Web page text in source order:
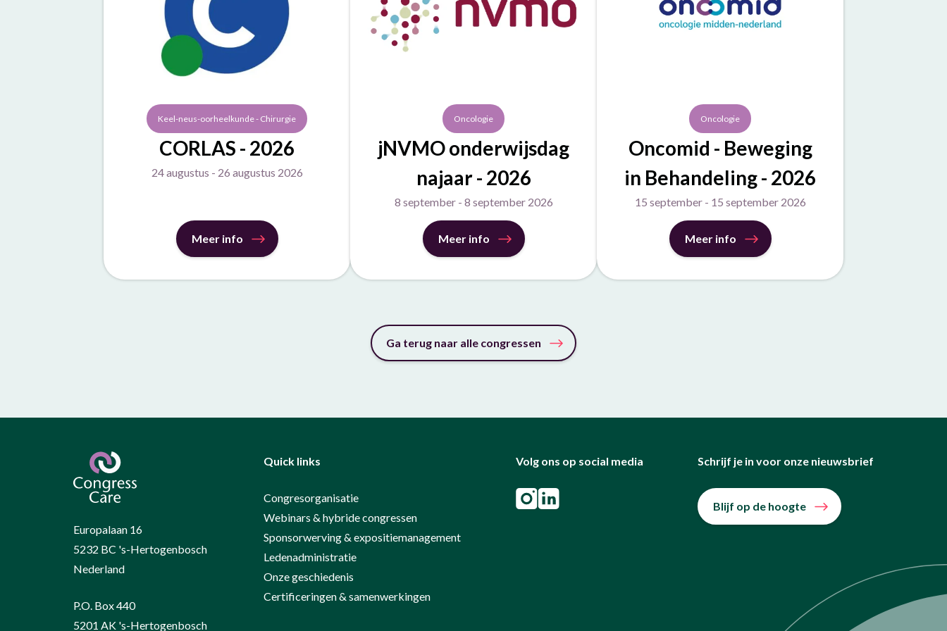
Keel-neus-oorheelkunde - Chirurgie
CORLAS - 2026
24 augustus - 26 augustus 2026
Meer info
Oncologie
jNVMO onderwijsdag
najaar - 2026
8 september - 8 september 2026
Meer info
Oncologie
Oncomid - Beweging
in Behandeling - 2026
15 september - 15 september 2026
Meer info
Ga terug naar alle congressen
Europalaan 16
5232 BC 's-Hertogenbosch
Nederland
P.O. Box 440
5201 AK 's-Hertogenbosch
Quick links
Congresorganisatie
Webinars & hybride congressen
Sponsorwerving & expositiemanagement
Ledenadministratie
Onze geschiedenis
Certificeringen & samenwerkingen
Volg ons op social media Schrijf je in voor onze nieuwsbrief
Blijf op de hoogte